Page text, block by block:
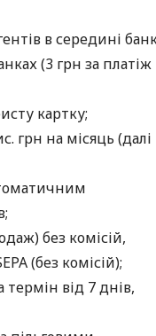
в середині
(3 грн за платіж
картку;
грн на місяць
без комісій,
(без комісій);
від 7 днів,